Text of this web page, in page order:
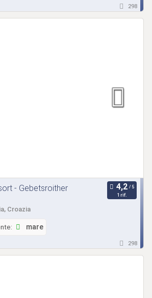
298
- Gebetsroither
1 rif.
Croazia
mare
298